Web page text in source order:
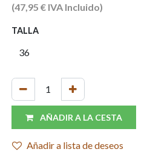
(47,95 € IVA Incluido)
TALLA
AÑADIR A LA CESTA
Añadir a lista de deseos